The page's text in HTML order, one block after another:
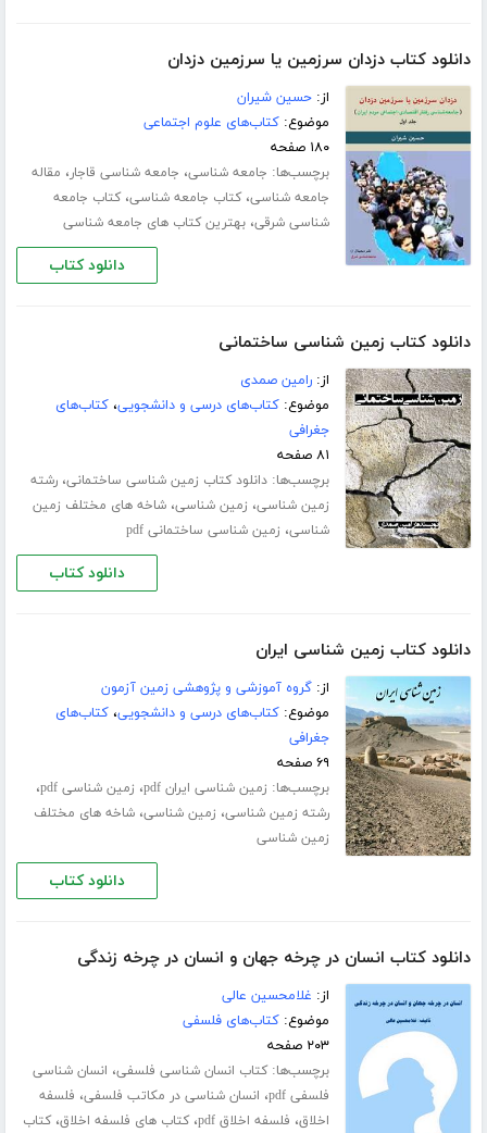
دانلود کتاب دزدان سرزمین یا سرزمین دزدان
از:حسین شیران
موضوع:کتاب‌های علوم اجتماعی
۱۸۰ صفحه
برچسب‌ها: جامعه شناسی، جامعه شناسی قاجار، مقاله
جامعه شناسی،کتاب جامعه شناسی،کتاب جامعه
شناسی شرقی،بهترین کتاب های جامعه شناسی
دانلود کتاب
دانلود کتاب زمین شناسی ساختمانی
از:رامین صمدی
موضوع:کتاب‌های درسی و دانشجویی،کتاب‌های
جغرافی
۸۱ صفحه
برچسب‌ها:دانلود کتاب زمین شناسی ساختمانی،رشته
زمین شناسی، زمین شناسی،شاخه های مختلف زمین
شناسی، زمین شناسی ساختمانی pdf
دانلود کتاب
دانلود کتاب زمین شناسی ایران
از:گروه آموزشی و پژوهشی زمین آزمون
موضوع:کتاب‌های درسی و دانشجویی،کتاب‌های
جغرافی
۶۹ صفحه
برچسب‌ها: زمین شناسی ایران pdf ، زمین شناسی pdf ،
رشته زمین شناسی، زمین شناسی،شاخه های مختلف
زمین شناسی
دانلود کتاب
دانلود کتاب انسان در چرخه جهان و انسان در چرخه زندگی
از: غلامحسین عالی
موضوع:کتاب‌های فلسفی
۲۰۳ صفحه
برچسب‌ها:کتاب انسان شناسی فلسفی، انسان شناسی
فلسفی pdf
، انسان شناسی در مکاتب فلسفی، فلسفه
اخلاق، فلسفه اخلاق pdf ،کتاب های فلسفه اخلاق،کتاب